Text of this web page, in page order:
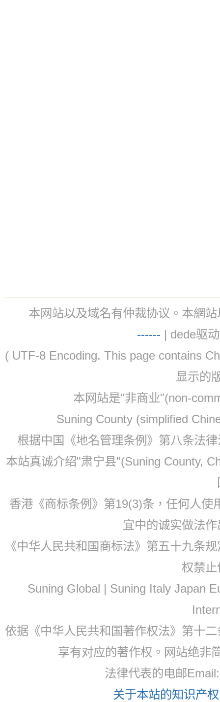
本网站以及域名有仲裁协议。本網
------ | dede驱
( UTF-8 Encoding. This page contains
显示的
本网站是"非商业"(non-
Suning County (simplified
根据中国《地名管理条例》第八条法
本站真诚介绍"肃宁县"(Suning County,
香港《商标条例》第19(3)条，任何人
宜中的诚实做法
《中华人民共和国商标法》第五十九条
权禁
Suning Global | Suning Italy Japan
依据《中华人民共和国著作权法》第十
享有对应的著作权。网站绝非
法律代表的电邮
关于本站的知识产